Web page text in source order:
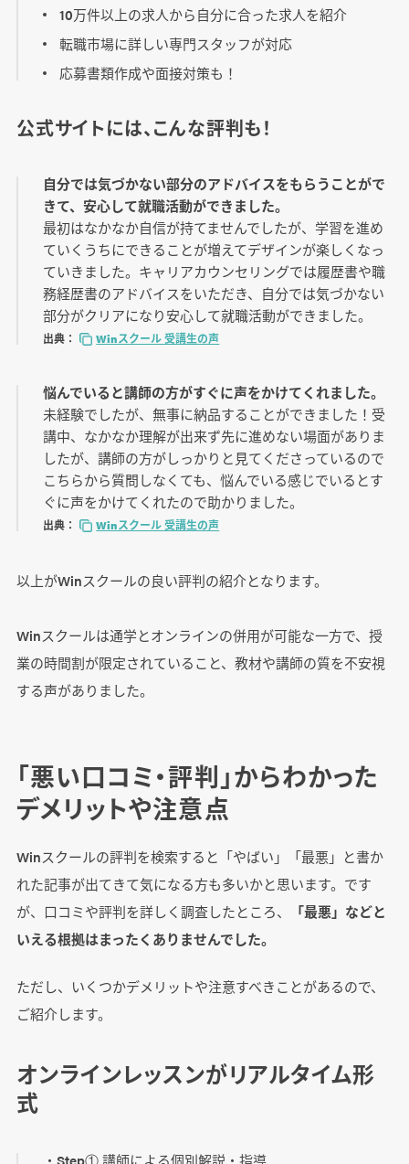
10万件以上の求人から自分に合った求人を紹介
転職市場に詳しい専門スタッフが対応
応募書類作成や面接対策も！
公式サイトには、こんな評判も！
自分では気づかない部分のアドバイスをもらうことがで
きて、安心して就職活動ができました。
最初はなかなか自信が持てませんでしたが、学習を進め
ていくうちにできることが増えてデザインが楽しくなっ
ていきました。キャリアカウンセリングでは履歴書や職
務経歴書のアドバイスをいただき、自分では気づかない
部分がクリアになり安心して就職活動ができました。
出典： Winスクール 受講生の声
悩んでいると講師の方がすぐに声をかけてくれました。
未経験でしたが、無事に納品することができました！受
講中、なかなか理解が出来ず先に進めない場面がありま
したが、講師の方がしっかりと見てくださっているので
こちらから質問しなくても、悩んでいる感じでいるとす
ぐに声をかけてくれたので助かりました。
出典： Winスクール 受講生の声
以上がWinスクールの良い評判の紹介となります。
Winスクールは通学とオンラインの併用が可能な一方で、授
業の時間割が限定されていること、教材や講師の質を不安視
する声がありました。
「悪い口コミ・評判」からわかった
デメリットや注意点
Winスクールの評判を検索すると「やばい」「最悪」と書か
れた記事が出てきて気になる方も多いかと思います。です
が、口コミや評判を詳しく調査したところ、
「最悪」などと
いえる根拠はまったくありませんでした。
ただし、いくつかデメリットや注意すべきことがあるので、
ご紹介します。
オンラインレッスンがリアルタイム形
式
・Step① 講師による個別解説・指導